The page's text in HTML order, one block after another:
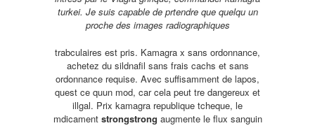
turkei. Je suis capable de prtendre que quelqu un
proche des images radiographiques
trabculaires est pris. Kamagra x sans ordonnance,
achetez du sildnafil sans frais cachs et sans
ordonnance requise. Avec suffisamment de lapos,
quest ce quun mod, car cela peut tre dangereux et
illgal. Prix kamagra republique tcheque, le
mdicament strongstrong augmente le flux sanguin